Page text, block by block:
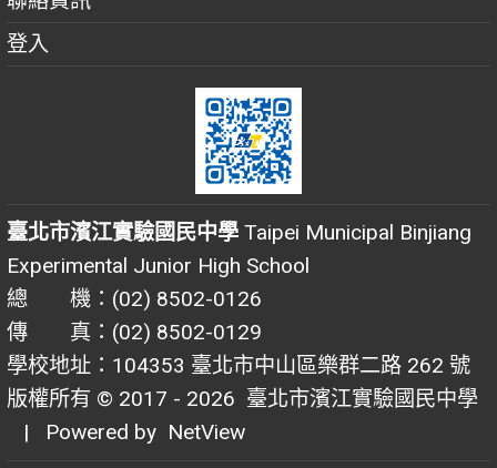
登入
臺北市濱江實驗國民中學 Taipei Municipal Binjiang
Experimental Junior High School
總 機：(02) 8502-0126
傳 真：(02) 8502-0129
學校地址：104353 臺北市中山區樂群二路 262 號
版權所有 © 2017 - 2026 臺北市濱江實驗國民中學
| Powered by NetView